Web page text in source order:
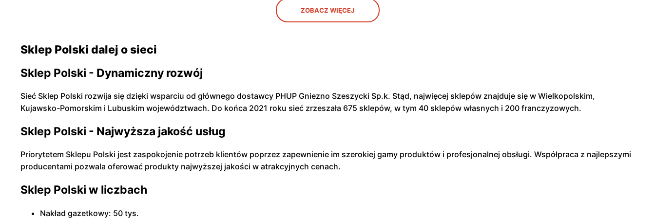
ZOBACZ WIĘCEJ
Sklep Polski dalej o sieci
Sklep Polski - Dynamiczny rozwój
Sieć Sklep Polski rozwija się dzięki wsparciu od głównego dostawcy PHUP Gniezno Szeszycki Sp.k. Stąd, najwięcej sklepów znajduje się w Wielkopolskim,
Kujawsko-Pomorskim i Lubuskim województwach. Do końca 2021 roku sieć zrzeszała 675 sklepów, w tym 40 sklepów własnych i 200 franczyzowych.
Sklep Polski - Najwyższa jakość usług
Priorytetem Sklepu Polski jest zaspokojenie potrzeb klientów poprzez zapewnienie im szerokiej gamy produktów i profesjonalnej obsługi. Współpraca z najlepszymi
producentami pozwala oferować produkty najwyższej jakości w atrakcyjnych cenach.
Sklep Polski w liczbach
Nakład gazetkowy: 50 tys.